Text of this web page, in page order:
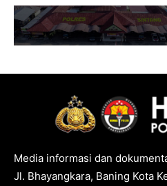
Media informasi dan
Jl. Bhayangkara, Baning Kota